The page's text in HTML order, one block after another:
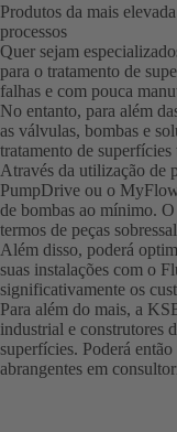
Produtos da mais
processos
Quer sejam
para o tratamento de
falhas e com pouca
No entanto, para além
as válvulas, bombas e
tratamento de
Através da utilização de
PumpDrive ou o
de bombas ao mínimo.
termos de peças
Além disso, poderá
suas instalações com o
significativamente os
Para além do mais, a
industrial e construtores
superfícies. Poderá
abrangentes em